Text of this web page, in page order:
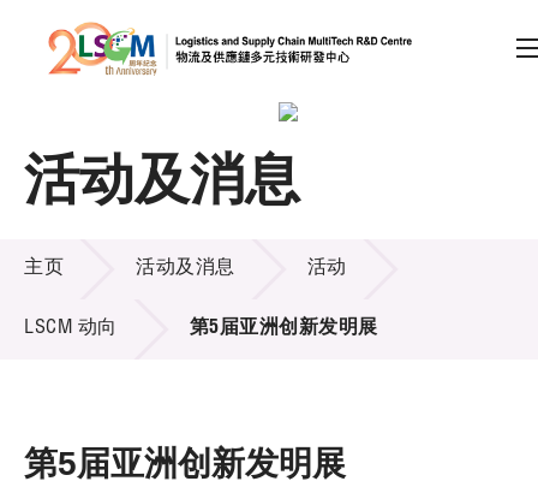
跳到内容（按回车键）
技术商品化
活动及消息
活动及消息
主页 活动及消息 活动
LSCM 动向 第5届亚洲创新发明展
第5届亚洲创新发明展